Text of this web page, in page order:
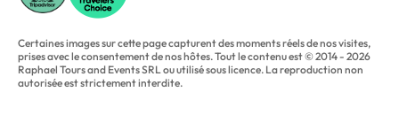
Certaines images sur cette page capturent des moments réels de nos visites,
prises avec le consentement de nos hôtes. Tout le contenu est © 2014 - 2026
Raphael Tours and Events SRL ou utilisé sous licence. La reproduction non
autorisée est strictement interdite.